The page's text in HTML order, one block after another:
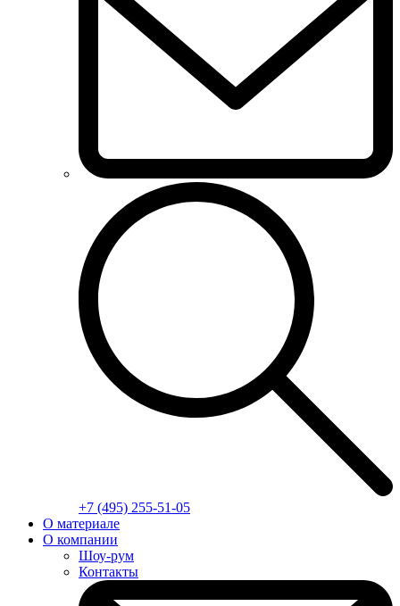
+7 (495) 255-51-05
О материале
О компании
Шоу-рум
Контакты